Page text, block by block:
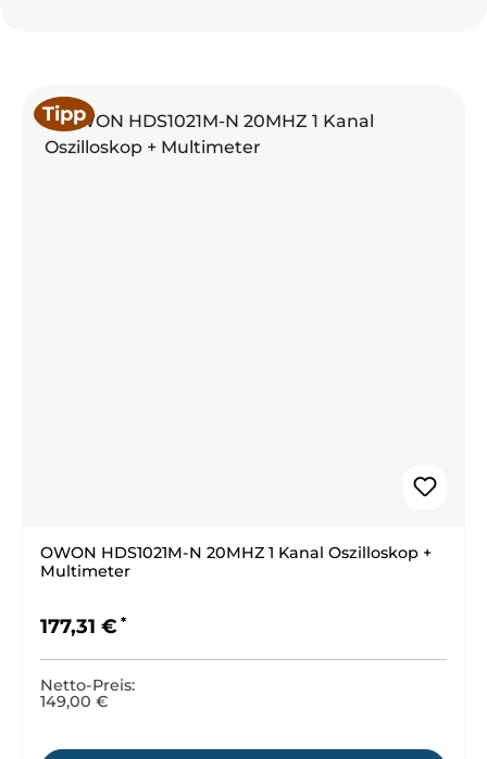
Produktgalerie überspringen
Tipp
OWON HDS1021M-N 20MHZ 1 Kanal Oszilloskop +
Multimeter
Regulärer Preis:
177,31 €
Netto-Preis:
149,00 €